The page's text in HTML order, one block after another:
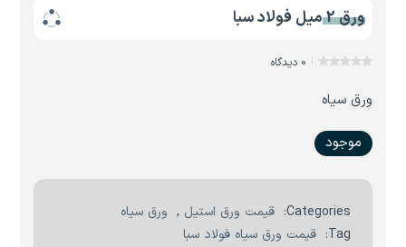
ورق 2 میل فولاد سبا
0 دیدگاه
ورق سیاه
موجود
Categories: قیمت ورق استیل , ورق سیاه
Tag:
قیمت ورق سیاه فولاد سبا